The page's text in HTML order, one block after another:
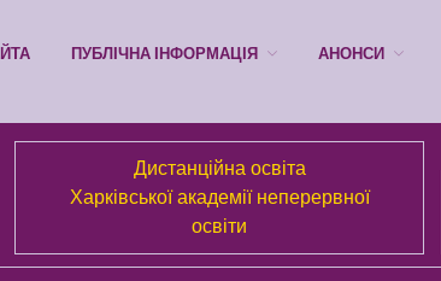
ПУБЛІЧНА ІНФОРМАЦІЯ АНОНСИ
Дистанційна освіта
Харківської академії неперервної
освіти